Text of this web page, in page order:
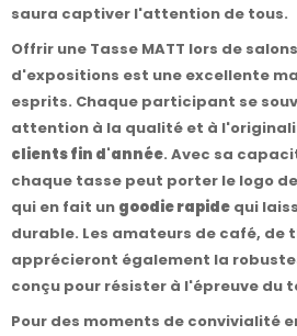
saura captiver l'attention de tous.
Offrir une Tasse MATT lors de
d'expositions est une excellente
esprits. Chaque participant se
attention à la qualité et à
clients fin d'année. Avec sa
chaque tasse peut porter le logo
qui en fait un goodie rapide qui
durable. Les amateurs de café, de
apprécieront également la
conçu pour résister à l'épreuve du
Pour des moments de convivialité